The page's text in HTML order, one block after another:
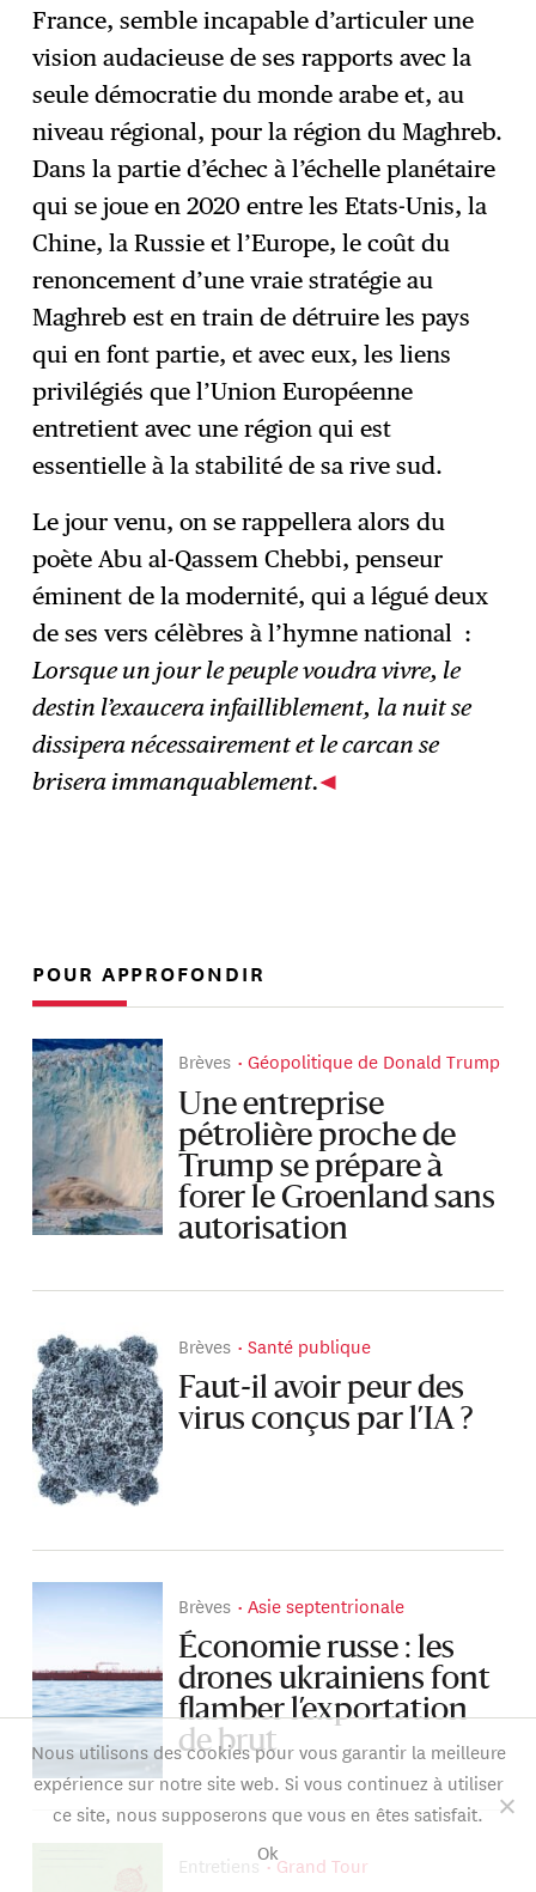
France, semble incapable d’articuler une
vision audacieuse de ses rapports avec la
seule démocratie du monde arabe et, au
niveau régional, pour la région du Maghreb.
Dans la partie d’échec à l’échelle planétaire
qui se joue en 2020 entre les Etats-Unis, la
Chine, la Russie et l’Europe, le coût du
renoncement d’une vraie stratégie au
Maghreb est en train de détruire les pays
qui en font partie, et avec eux, les liens
privilégiés que l’Union Européenne
entretient avec une région qui est
essentielle à la stabilité de sa rive sud.
Le jour venu, on se rappellera alors du
poète Abu al-Qassem Chebbi, penseur
éminent de la modernité, qui a légué deux
de ses vers célèbres à l’hymne national :
Lorsque un jour le peuple voudra vivre, le
destin l’exaucera infailliblement, la nuit se
dissipera nécessairement et le carcan se
brisera immanquablement.
POUR APPROFONDIR
Brèves Géopolitique de Donald Trump
Une entreprise
pétrolière proche de
Trump se prépare à
forer le Groenland sans
autorisation
Brèves Santé publique
Faut-il avoir peur des
virus conçus par l’IA ?
Brèves Asie septentrionale
Économie russe : les
drones ukrainiens font
flamber l’exportation
de brut
Entretiens Grand Tour
Nous utilisons des cookies pour vous garantir la meilleure
expérience sur notre site web. Si vous continuez à utiliser
ce site, nous supposerons que vous en êtes satisfait.
Ok